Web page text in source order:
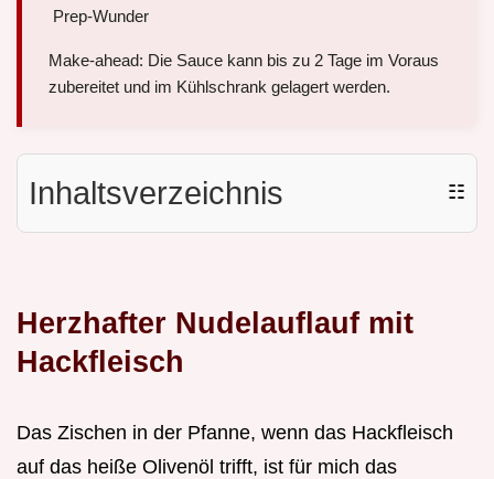
Prep-Wunder
Make-ahead: Die Sauce kann bis zu 2 Tage im Voraus
zubereitet und im Kühlschrank gelagert werden.
Inhaltsverzeichnis ☷
Herzhafter Nudelauflauf mit
Hackfleisch
Das Zischen in der Pfanne, wenn das Hackfleisch
auf das heiße Olivenöl trifft, ist für mich das